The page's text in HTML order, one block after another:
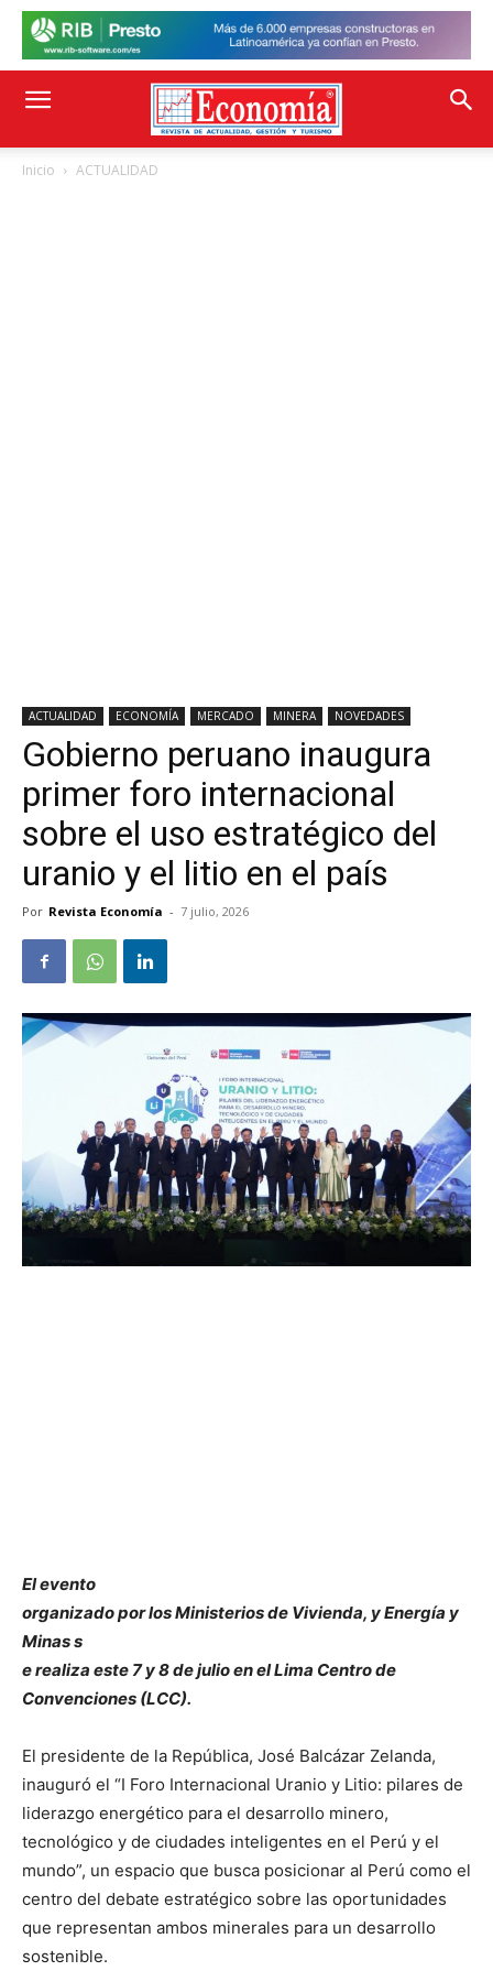
Inicio ACTUALIDAD
ACTUALIDAD ECONOMÍA MERCADO MINERA NOVEDADES
Gobierno peruano inaugura
primer foro internacional
sobre el uso estratégico del
uranio y el litio en el país
Por Revista Economía - 7 julio, 2026
El evento
organizado por los Ministerios de Vivienda, y Energía y
Minas s
e realiza este 7 y 8 de julio en el Lima Centro de
Convenciones (LCC).
El presidente de la República, José Balcázar Zelanda,
inauguró el “I Foro Internacional Uranio y Litio: pilares de
liderazgo energético para el desarrollo minero,
tecnológico y de ciudades inteligentes en el Perú y el
mundo”, un espacio que busca posicionar al Perú como el
centro del debate estratégico sobre las oportunidades
que representan ambos minerales para un desarrollo
sostenible.